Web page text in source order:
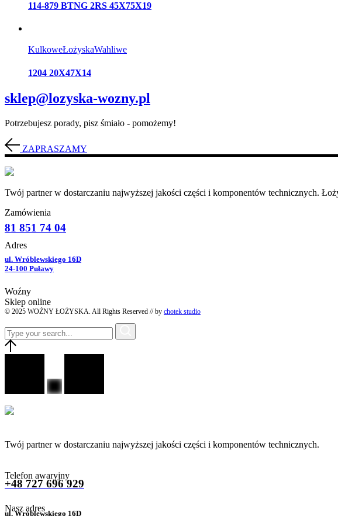
114-879 BTNG 2RS 45X75X19
KulkoweŁożyskaWahliwe
1204 20X47X14
sklep@lozyska-wozny.pl
Potrzebujesz porady, pisz śmiało - pomożemy!
ZAPRASZAMY
Twój partner w dostarczaniu najwyższej jakości części i komponentów technicznych.
Zamówienia
81 851 74 04
Adres
ul. Wróblewskiego 16D
24-100 Puławy
Woźny
Sklep online
© 2025 WOŹNY ŁOŻYSKA. All Rights Reserved // by chotek studio
Twój partner w dostarczaniu najwyższej jakości części i komponentów technicznych.
Telefon awaryjny
+48 727 696 929
Nasz adres
ul. Wróblewskiego 16D